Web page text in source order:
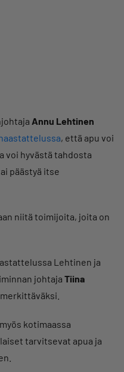
Annu Lehtinen
, että apu voi
voi hyvästä tahdosta
päästyä itse
niitä toimijoita, joita on
Lehtinen ja
johtaja Tiina
kotimaassa
tarvitsevat apua ja